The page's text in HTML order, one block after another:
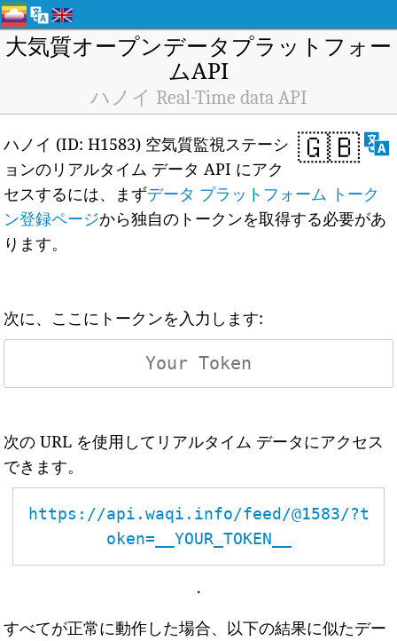
大気質オープンデータプラットフォー
ムAPI
ハノイ Real-Time data API
🇬🇧
ハノイ (ID: H1583) 空気質監視ステーシ
ョンのリアルタイム データ API にアク
セスするには、まずデータ プラットフォーム トーク
ン登録ページから独自のトークンを取得する必要があ
ります。
次に、ここにトークンを入力します:
次の URL を使用してリアルタイム データにアクセス
できます。
https://api.waqi.info/feed/@1583/?t
oken=__YOUR_TOKEN__
.
すべてが正常に動作した場合、以下の結果に似たデー